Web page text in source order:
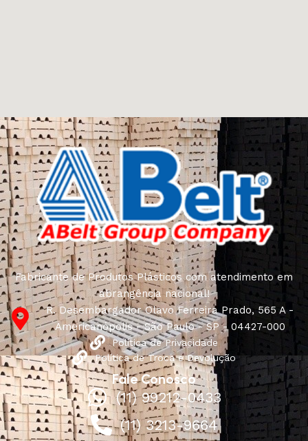
Fabricante de Produtos Plásticos com atendimento em
abrangência nacional!
R. Desembargador Olavo Ferreira Prado, 565 A -
Americanópolis - São Paulo - SP - 04427-000
Política de Privacidade
Política de Troca e Devolução
Fale Conosco
(11) 99212-0433
(11) 3213-9664